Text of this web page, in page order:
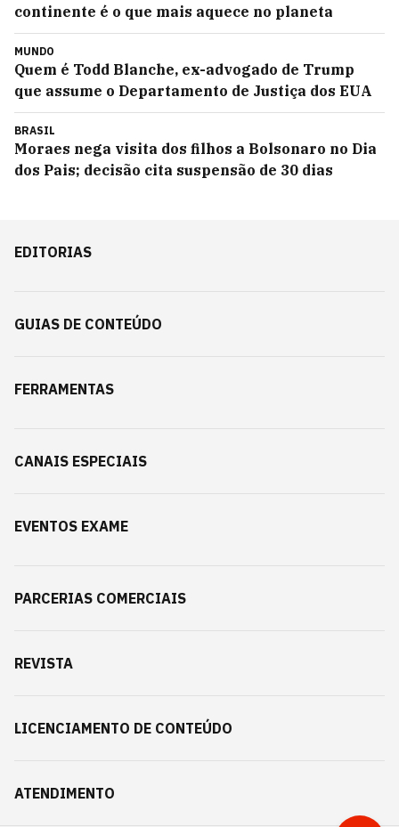
continente é o que mais aquece no planeta
MUNDO
Quem é Todd Blanche, ex-advogado de Trump
que assume o Departamento de Justiça dos EUA
BRASIL
Moraes nega visita dos filhos a Bolsonaro no Dia
dos Pais; decisão cita suspensão de 30 dias
EDITORIAS
GUIAS DE CONTEÚDO
FERRAMENTAS
CANAIS ESPECIAIS
EVENTOS EXAME
PARCERIAS COMERCIAIS
REVISTA
LICENCIAMENTO DE CONTEÚDO
ATENDIMENTO